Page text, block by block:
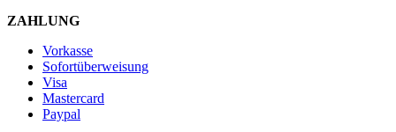
ZAHLUNG
Vorkasse
Sofortüberweisung
Visa
Mastercard
Paypal